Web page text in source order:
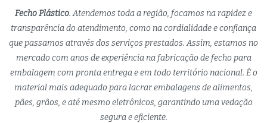
Fecho Plástico. Atendemos toda a região, focamos na rapidez e
transparência do atendimento, como na cordialidade e confiança
que passamos através dos serviços prestados. Assim, estamos no
mercado com anos de experiência na fabricação de fecho para
embalagem com pronta entrega e em todo território nacional. É o
material mais adequado para lacrar embalagens de alimentos,
pães, grãos, e até mesmo eletrônicos, garantindo uma vedação
segura e eficiente.